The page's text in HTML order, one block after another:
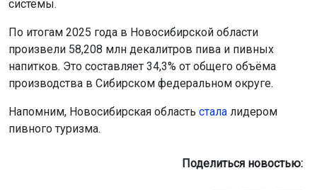
системы.
По итогам 2025 года в Новосибирской области
произвели 58,208 млн декалитров пива и пивных
напитков. Это составляет 34,3% от общего объёма
производства в Сибирском федеральном округе.
Напомним, Новосибирская область стала лидером
пивного туризма.
Поделиться новостью: